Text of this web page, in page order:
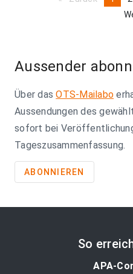
Aussender
Über dasOTS-Mailabo
Aussendungen des
sofort bei
Tageszusammenfassung.
ABONNIEREN
So
APA-